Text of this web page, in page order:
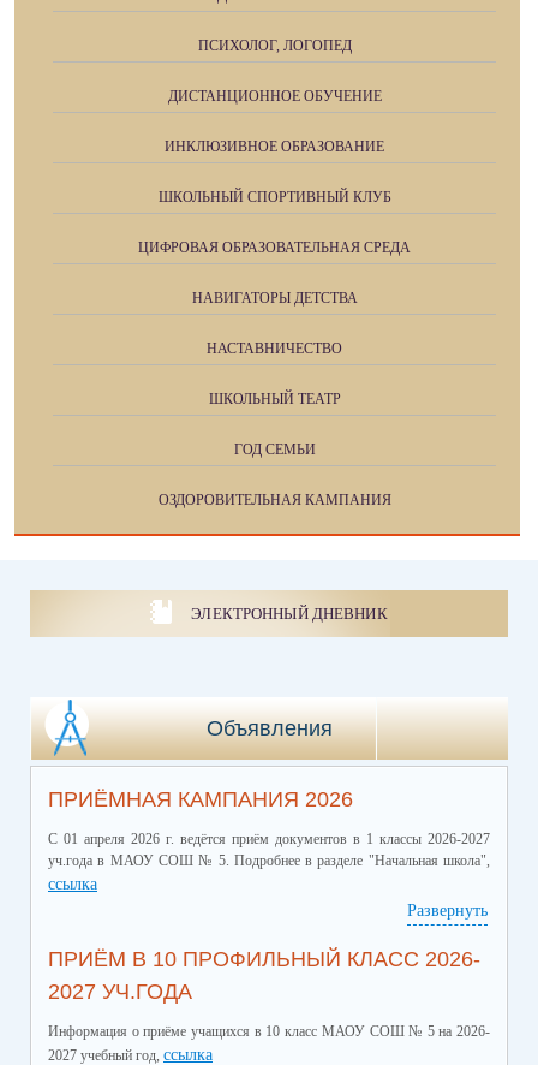
ПСИХОЛОГ, ЛОГОПЕД
ДИСТАНЦИОННОЕ ОБУЧЕНИЕ
ИНКЛЮЗИВНОЕ ОБРАЗОВАНИЕ
ШКОЛЬНЫЙ СПОРТИВНЫЙ КЛУБ
ЦИФРОВАЯ ОБРАЗОВАТЕЛЬНАЯ СРЕДА
НАВИГАТОРЫ ДЕТСТВА
НАСТАВНИЧЕСТВО
ШКОЛЬНЫЙ ТЕАТР
ГОД СЕМЬИ
ОЗДОРОВИТЕЛЬНАЯ КАМПАНИЯ
ЭЛЕКТРОННЫЙ ДНЕВНИК
Объявления
ПРИЁМНАЯ КАМПАНИЯ 2026
С 01 апреля 2026 г. ведётся приём документов в 1 классы 2026-2027
уч.года в МАОУ СОШ № 5. Подробнее в разделе "Начальная школа",
ссылка
Развернуть
ПРИЁМ В 10 ПРОФИЛЬНЫЙ КЛАСС 2026-
2027 УЧ.ГОДА
Информация о приёме учащихся в 10 класс МАОУ СОШ № 5 на 2026-
2027 учебный год, ссылка